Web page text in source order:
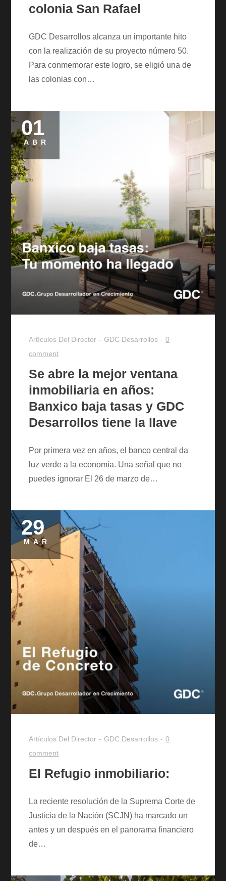
colonia San Rafael
GDC Desarrollos alcanza un importante hito
con la realización de su proyecto número 50.
Para conmemorar este logro, se eligió una de
las colonias con…
Posted
on
01
ABR
Artículos Del Director GDC Desarrollos
0
comment
Se abre la mejor ventana
inmobiliaria en años:
Banxico baja tasas y GDC
Desarrollos tiene la llave
Por primera vez en años, el banco central da
luz verde a la economía. Una señal que no
puedes ignorar El 26 de marzo de…
Posted
on
29
MAR
Artículos Del Director GDC Desarrollos
0
comment
El Refugio inmobiliario:
La reciente resolución de la Suprema Corte de
Justicia de la Nación (SCJN) ha marcado un
antes y un después en el panorama financiero
de…